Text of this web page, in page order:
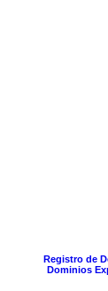
Registro de
Dominios